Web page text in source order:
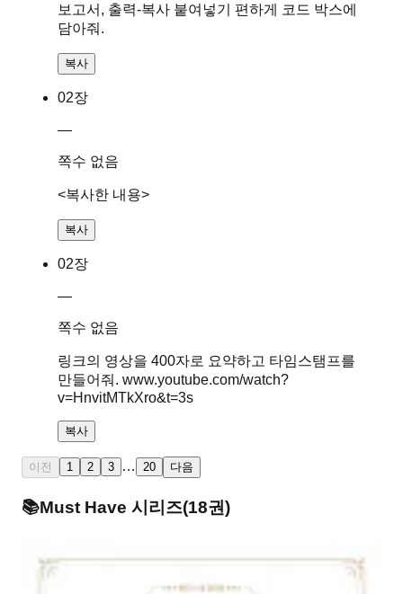
보고서, 출력-복사 붙여넣기 편하게 코드 박스에
담아줘.
복사
02장
—
쪽수 없음
<복사한 내용>
복사
02장
—
쪽수 없음
링크의 영상을 400자로 요약하고 타임스탬프를
만들어줘. www.youtube.com/watch?
v=HnvitMTkXro&t=3s
복사
이전 1 2 3 … 20 다음
📚Must Have 시리즈(18권)